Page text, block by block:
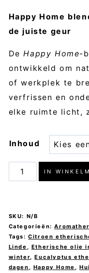
Happy Home
de juiste geur
DeHappy Home-
ontwikkeld om
of werkplek te
verfrissen en
elke ruimte licht,
Inhoud
Cough
&
-
De
Groene
Linde
aantal
IN
SKU: N/B
Categorieën:
Tags:Citroen
Linde , Etherische olie
winter,Eucalyptus
dagen , Happy Home ,